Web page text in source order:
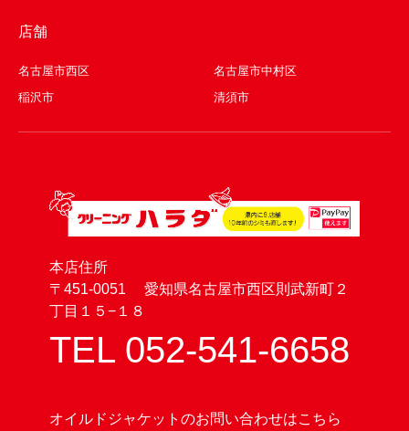
店舗
名古屋市西区
名古屋市中村区
稲沢市
清須市
本店住所
〒451-0051 愛知県名古屋市西区則武新町２
丁目１５−１８
TEL 052-541-6658
オイルドジャケットのお問い合わせはこちら